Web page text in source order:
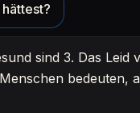
sind 3. Das Leid
bedeuten,